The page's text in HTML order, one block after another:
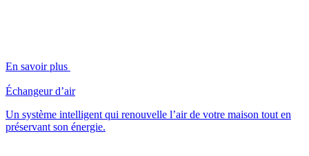
En savoir plus
Échangeur d’air
Un système intelligent qui renouvelle l’air de votre maison tout en
préservant son énergie.